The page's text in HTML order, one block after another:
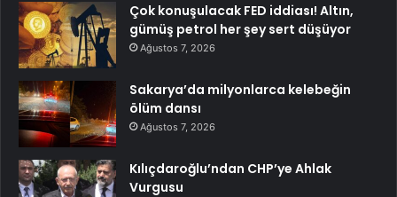
Çok konuşulacak FED iddiası! Altın,
gümüş petrol her şey sert düşüyor
Ağustos 7, 2026
Sakarya’da milyonlarca kelebeğin
ölüm dansı
Ağustos 7, 2026
Kılıçdaroğlu’ndan CHP’ye Ahlak
Vurgusu